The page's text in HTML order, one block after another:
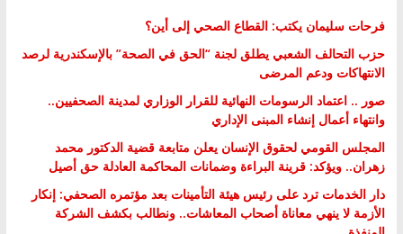
فرحات سليمان يكتب: القطاع الصحي إلى أين؟
حزب التحالف الشعبي يطلق لجنة “الحق في الصحة” بالإسكندرية لرصد
الانتهاكات ودعم المرضى
صور .. اعتماد الرسومات النهائية للقرار الوزاري لمدينة الصحفيين..
وانتهاء أعمال إنشاء المبنى الإداري
المجلس القومي لحقوق الإنسان يعلن متابعة قضية الدكتور محمد
زهران.. ويؤكد: قرينة البراءة وضمانات المحاكمة العادلة حق أصيل
دار الخدمات ترد على رئيس هيئة التأمينات بعد مؤتمره الصحفي: إنكار
الأزمة لا ينهي معاناة أصحاب المعاشات.. ونطالب بكشف الشركة